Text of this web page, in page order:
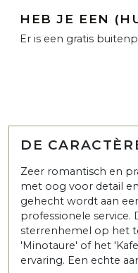
HEB JE EEN
Er is een gratis
DE
Zeer romantisch en
met oog voor detail
gehecht wordt aan
professionele service.
sterrenhemel op het
'Minotaure' of het
ervaring. Een echte